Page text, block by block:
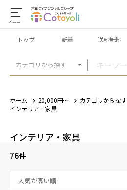
メニュー
カテゴリから探す
トップ 新着 送料無料
ホーム 20,000円～ カテゴリから探す
インテリア・家具
インテリア・家具
76件